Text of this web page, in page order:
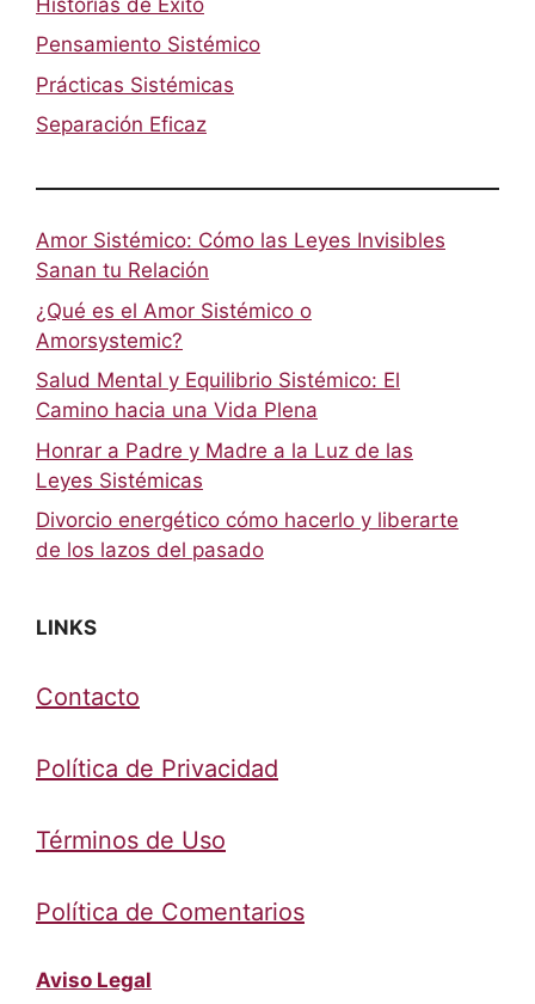
Pensamiento Sistémico
Prácticas Sistémicas
Separación Eficaz
Amor Sistémico: Cómo las Leyes Invisibles
Sanan tu Relación
¿Qué es el Amor Sistémico o
Amorsystemic?
Salud Mental y Equilibrio Sistémico: El
Camino hacia una Vida Plena
Honrar a Padre y Madre a la Luz de las
Leyes Sistémicas
Divorcio energético cómo hacerlo y liberarte
de los lazos del pasado
LINKS
Contacto
Política de Privacidad
Términos de Uso
Política de Comentarios
Aviso Legal